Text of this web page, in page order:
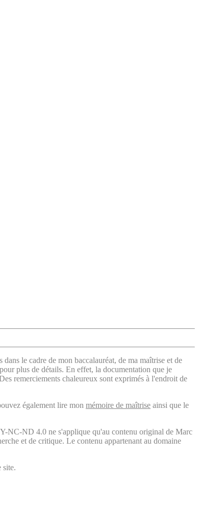
le cadre de mon baccalauréat, de ma maîtrise et de
plus de détails. En effet, la documentation que je
remerciements chaleureux sont exprimés à l'endroit de
également lire mon mémoire de maîtrise ainsi que le
NC-ND 4.0 ne s'applique qu'au contenu original de Marc
et de critique. Le contenu appartenant au domaine
site.